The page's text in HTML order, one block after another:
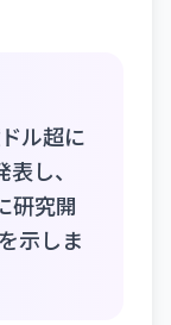
ル超に
し、
研究開
示しま